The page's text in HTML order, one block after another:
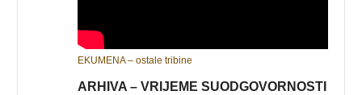
EKUMENA – ostale tribine
ARHIVA – VRIJEME SUODGOVORNOSTI